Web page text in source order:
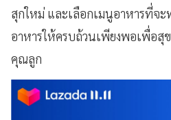
สุกใหม่ และเลือกเมนูอาหารที่จะ
อาหารให้ครบถ้วนเพียงพอเพื่อ
คุณลูก